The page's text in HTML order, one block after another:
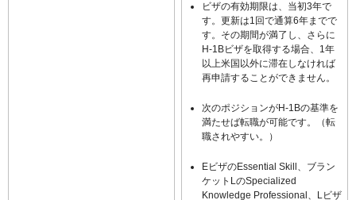
ビザの有効期限は、当初3年で
す。更新は1回で通算6年までで
す。その期間が満了し、さらに
H-1Bビザを取得する場合、1年
以上米国以外に滞在しなければ
再申請することができません。
次のポジションがH-1Bの基準を
満たせば転職が可能です。（転
職されやすい。）
EビザのEssential Skill、ブラン
ケットLのSpecialized
Knowledge Professional、Lビザ